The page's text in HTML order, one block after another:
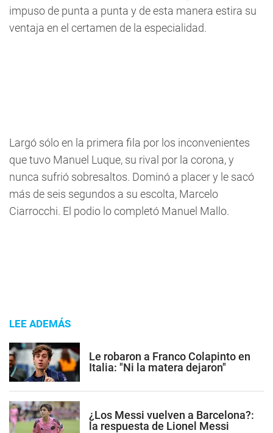
impuso de punta a punta y de esta manera estira su
ventaja en el certamen de la especialidad.
Largó sólo en la primera fila por los inconvenientes
que tuvo Manuel Luque, su rival por la corona, y
nunca sufrió sobresaltos. Dominó a placer y le sacó
más de seis segundos a su escolta, Marcelo
Ciarrocchi. El podio lo completó Manuel Mallo.
LEE ADEMÁS
Le robaron a Franco Colapinto en
Italia: "Ni la matera dejaron"
¿Los Messi vuelven a Barcelona?:
la respuesta de Lionel Messi